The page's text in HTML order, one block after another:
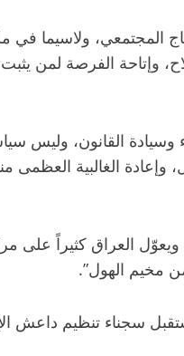
المجتمعي، ولاسيما
وإتاحة الفرصة لمن
وسيادة القانون، وليس
العراق كثيراً على
مخيم الهول”.
سجناء تنظيم